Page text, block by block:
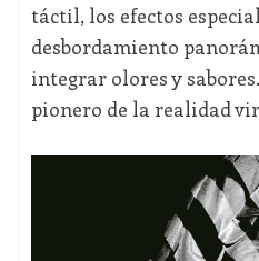
táctil, los efectos
desbordamiento
integrar olores y
pionero de la realidad